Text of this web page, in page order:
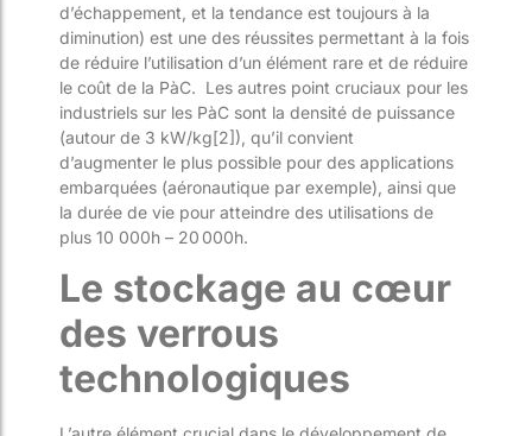
d’échappement et la tendance est toujours à la
diminution) est une des réussites permettant à la fois
de réduire l’utilisation d’un élément rare et de réduire
le coût de la PàC. Les autres point cruciaux pour les
industriels sur les PàC sont la densité de puissance
(autour de 3 kW/kg[2]) qu’il convient
d’augmenter le plus possible pour des applications
embarquées (aéronautique par exemple) ainsi que
la durée de vie pour atteindre des utilisations de
plus 10 000h – 20 000h.
Le stockage au cœur
des verrous
technologiques